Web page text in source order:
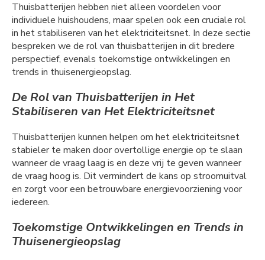
Thuisbatterijen hebben niet alleen voordelen voor
individuele huishoudens, maar spelen ook een cruciale rol
in het stabiliseren van het elektriciteitsnet. In deze sectie
bespreken we de rol van thuisbatterijen in dit bredere
perspectief, evenals toekomstige ontwikkelingen en
trends in thuisenergieopslag.
De Rol van Thuisbatterijen in Het
Stabiliseren van Het Elektriciteitsnet
Thuisbatterijen kunnen helpen om het elektriciteitsnet
stabieler te maken door overtollige energie op te slaan
wanneer de vraag laag is en deze vrij te geven wanneer
de vraag hoog is. Dit vermindert de kans op stroomuitval
en zorgt voor een betrouwbare energievoorziening voor
iedereen.
Toekomstige Ontwikkelingen en Trends in
Thuisenergieopslag